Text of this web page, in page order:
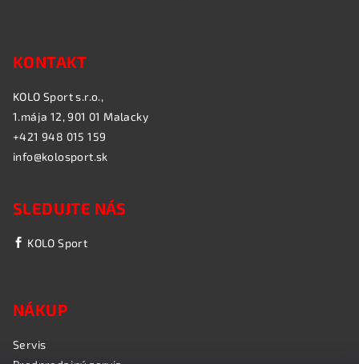
KONTAKT
KOLO Sport s.r.o.,
1.mája 12, 901 01 Malacky
+421 948 015 159
info@kolosport.sk
SLEDUJTE NÁS
KOLO Sport
NÁKUP
Servis